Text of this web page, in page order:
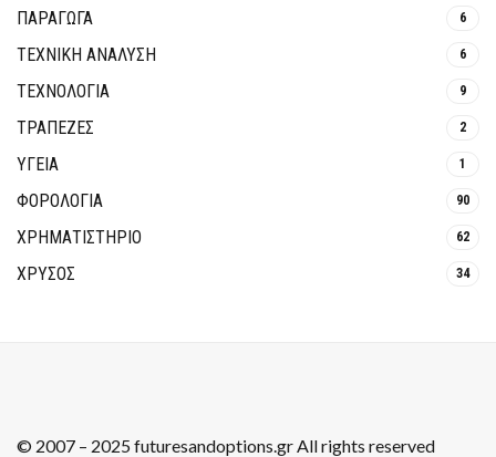
ΠΑΡΑΓΩΓΑ 6
ΤΕΧΝΙΚΗ ΑΝΑΛΥΣΗ 6
ΤΕΧΝΟΛΟΓΙΑ 9
ΤΡΆΠΕΖΕΣ 2
ΥΓΕΙΑ 1
ΦΟΡΟΛΟΓΙΑ 90
ΧΡΗΜΑΤΙΣΤΗΡΙΟ 62
ΧΡΥΣΟΣ 34
© 2007 – 2025 futuresandoptions.gr All rights reserved